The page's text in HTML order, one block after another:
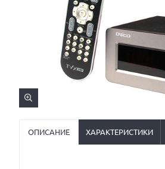
ОПИСАНИЕ ХАРАКТЕРИСТИКИ